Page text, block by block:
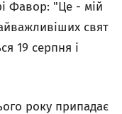
Фавор: "Це - мій
свят
19 серпня і
року припадає